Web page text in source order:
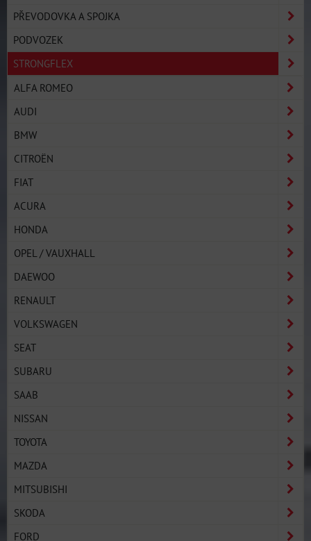
PŘEVODOVKA A SPOJKA
PODVOZEK
STRONGFLEX
ALFA ROMEO
AUDI
BMW
CITROËN
FIAT
ACURA
HONDA
OPEL / VAUXHALL
DAEWOO
RENAULT
VOLKSWAGEN
SEAT
SUBARU
SAAB
NISSAN
TOYOTA
MAZDA
MITSUBISHI
SKODA
FORD